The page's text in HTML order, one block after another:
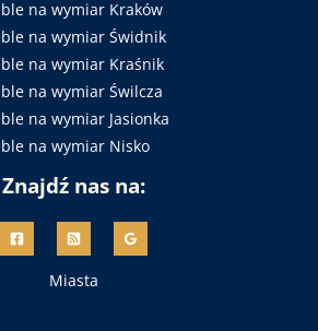
na wymiar Kraków
na wymiar Świdnik
na wymiar Kraśnik
na wymiar Świlcza
na wymiar Jasionka
na wymiar Nisko
Znajdź nas na:
Miasta